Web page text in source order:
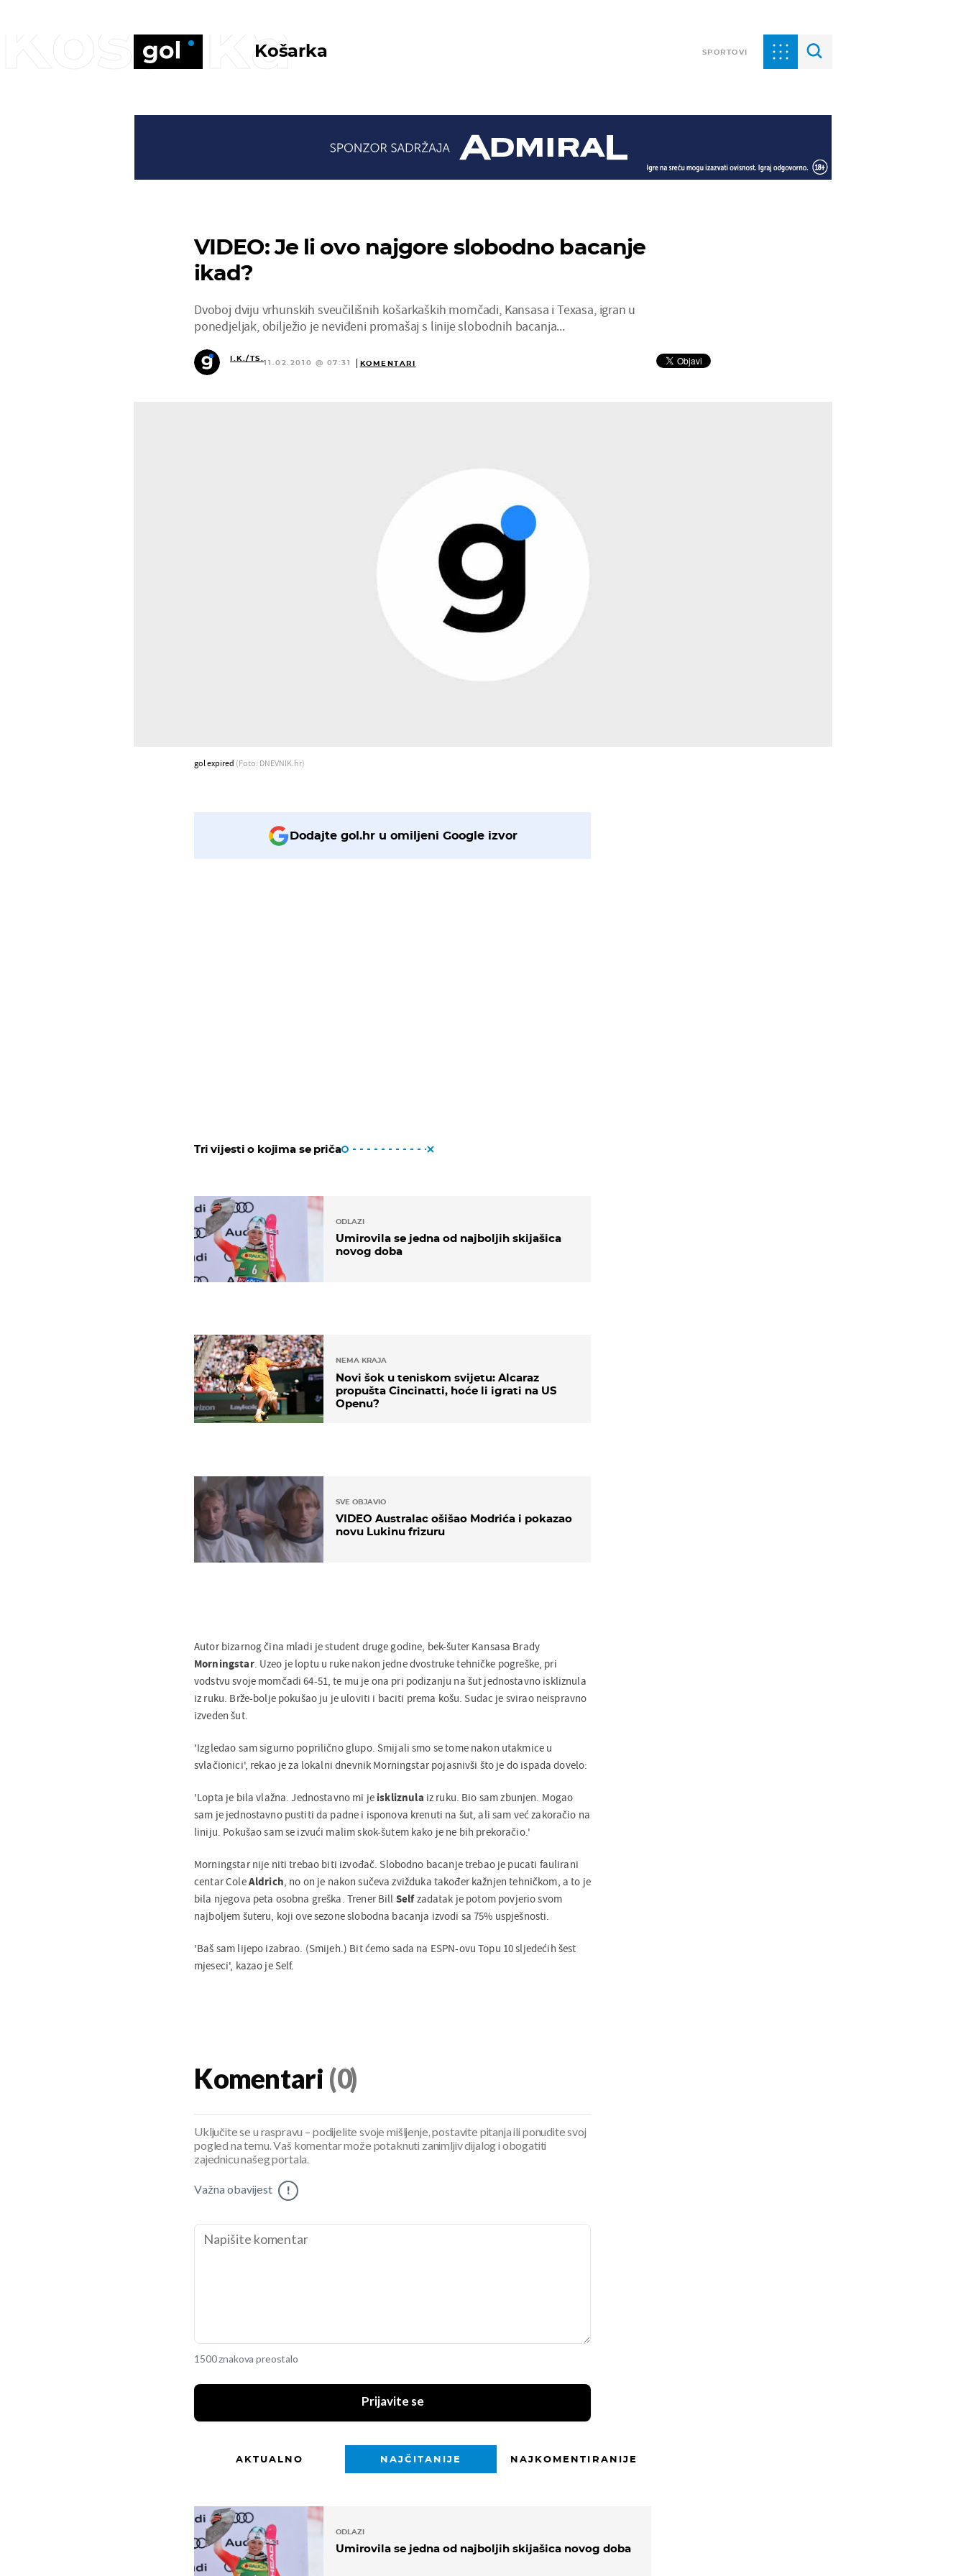
Košarka SPORTOVI
Košarka
VIDEO: Je li ovo najgore slobodno bacanje
ikad?
Dvoboj dviju vrhunskih sveučilišnih košarkaških momčadi, Kansasa i Texasa, igran u
ponedjeljak, obilježio je neviđeni promašaj s linije slobodnih bacanja...
I.K./TS.
11.02.2010 @ 07:31 KOMENTARI
gol expired (Foto: DNEVNIK.hr)
Dodajte gol.hr u omiljeni Google izvor
Tri vijesti o kojima se priča
ODLAZI
Umirovila se jedna od najboljih skijašica
novog doba
NEMA KRAJA
Novi šok u teniskom svijetu: Alcaraz
propušta Cincinatti, hoće li igrati na US
Openu?
SVE OBJAVIO
VIDEO Australac ošišao Modrića i pokazao
novu Lukinu frizuru
Autor bizarnog čina mladi je student druge godine, bek-šuter Kansasa Brady
Morningstar. Uzeo je loptu u ruke nakon jedne dvostruke tehničke pogreške, pri
vodstvu svoje momčadi 64-51, te mu je ona pri podizanju na šut jednostavno iskliznula
iz ruku. Brže-bolje pokušao ju je uloviti i baciti prema košu. Sudac je svirao neispravno
izveden šut.
'Izgledao sam sigurno poprilično glupo. Smijali smo se tome nakon utakmice u
svlačionici', rekao je za lokalni dnevnik Morningstar pojasnivši što je do ispada dovelo:
'Lopta je bila vlažna. Jednostavno mi je iskliznula iz ruku. Bio sam zbunjen. Mogao
sam je jednostavno pustiti da padne i isponova krenuti na šut, ali sam već zakoračio na
liniju. Pokušao sam se izvući malim skok-šutem kako je ne bih prekoračio.'
Morningstar nije niti trebao biti izvođač. Slobodno bacanje trebao je pucati faulirani
centar ColeAldrich, no on je nakon sučeva zvižduka također kažnjen tehničkom, a to je
bila njegova peta osobna greška. Trener Bill Selfzadatak je potom povjerio svom
najboljem šuteru, koji ove sezone slobodna bacanja izvodi sa 75% uspješnosti.
'Baš sam lijepo izabrao. (Smijeh.) Bit ćemo sada na ESPN-ovu Topu 10 sljedećih šest
mjeseci', kazao je Self.
Komentari (0)
Uključite se u raspravu – podijelite svoje mišljenje, postavite pitanja ili ponudite svoj
pogled na temu. Vaš komentar može potaknuti zanimljiv dijalog i obogatiti
zajednicu našeg portala.
Važna obavijest !
1500 znakova preostalo
Prijavite se
AKTUALNO NAJČITANIJE NAJKOMENTIRANIJE
ODLAZI
Umirovila se jedna od najboljih skijašica novog doba